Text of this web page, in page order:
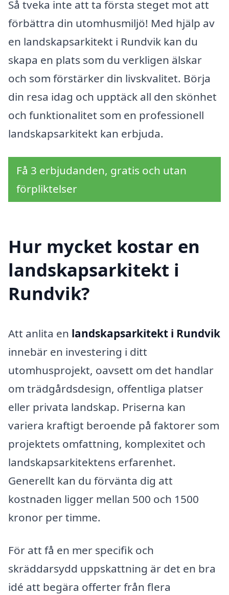
Så tveka inte att ta första steget mot att
förbättra din utomhusmiljö! Med hjälp av
en landskapsarkitekt i Rundvik kan du
skapa en plats som du verkligen älskar
och som förstärker din livskvalitet. Börja
din resa idag och upptäck all den skönhet
och funktionalitet som en professionell
landskapsarkitekt kan erbjuda.
Få 3 erbjudanden, gratis och utan
förpliktelser
Hur mycket kostar en
landskapsarkitekt i
Rundvik?
Att anlita en landskapsarkitekt i Rundvik
innebär en investering i ditt
utomhusprojekt, oavsett om det handlar
om trädgårdsdesign, offentliga platser
eller privata landskap. Priserna kan
variera kraftigt beroende på faktorer som
projektets omfattning, komplexitet och
landskapsarkitektens erfarenhet.
Generellt kan du förvänta dig att
kostnaden ligger mellan 500 och 1500
kronor per timme.
För att få en mer specifik och
skräddarsydd uppskattning är det en bra
idé att begära offerter från flera